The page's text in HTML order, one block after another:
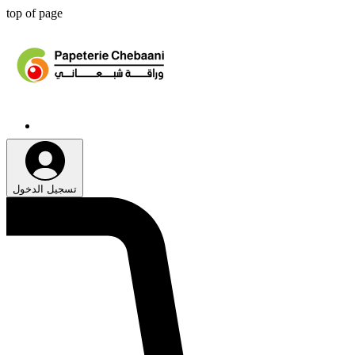
top of page
تسجيل الدخول